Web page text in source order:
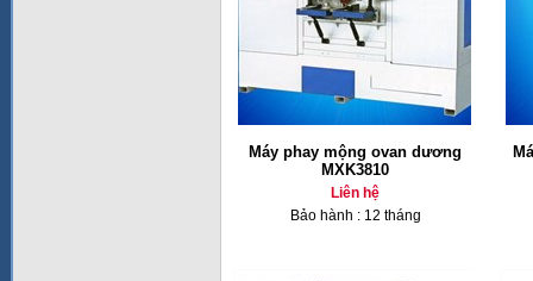
Máy phay mộng ovan dương
MXK3810
Liên hệ
Bảo hành : 12 tháng